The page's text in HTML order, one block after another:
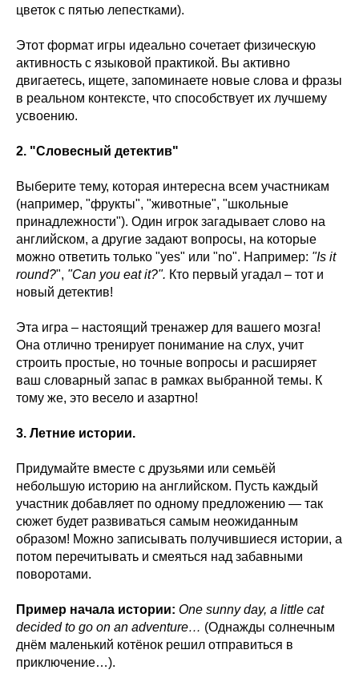
цветок с пятью лепестками).
Этот формат игры идеально сочетает физическую
активность с языковой практикой. Вы активно
двигаетесь, ищете, запоминаете новые слова и фразы
в реальном контексте, что способствует их лучшему
усвоению.
2. "Словесный детектив"
Выберите тему, которая интересна всем участникам
(например, "фрукты", "животные", "школьные
принадлежности"). Один игрок загадывает слово на
английском, а другие задают вопросы, на которые
можно ответить только "yes" или "no". Например: "Is it
round?", "Can you eat it?". Кто первый угадал – тот и
новый детектив!
Эта игра – настоящий тренажер для вашего мозга!
Она отлично тренирует понимание на слух, учит
строить простые, но точные вопросы и расширяет
ваш словарный запас в рамках выбранной темы. К
тому же, это весело и азартно!
3. Летние истории.
Придумайте вместе с друзьями или семьёй
небольшую историю на английском. Пусть каждый
участник добавляет по одному предложению — так
сюжет будет развиваться самым неожиданным
образом! Можно записывать получившиеся истории, а
потом перечитывать и смеяться над забавными
поворотами.
Пример начала истории: One sunny day, a little cat
decided to go on an adventure… (Однажды солнечным
днём маленький котёнок решил отправиться в
приключение…).